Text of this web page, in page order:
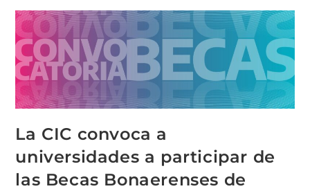
La CIC convoca a
universidades a participar de
las Becas Bonaerenses de